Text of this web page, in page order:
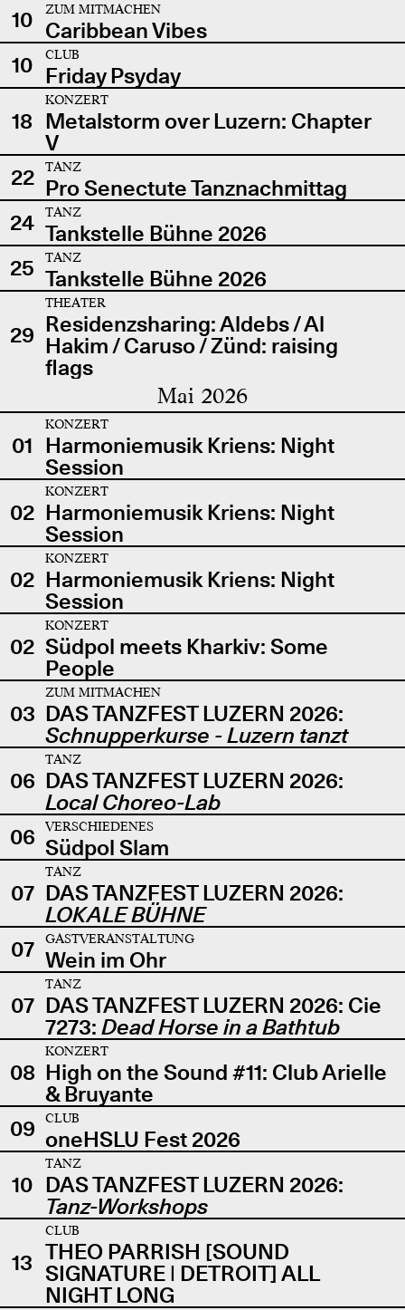
10
ZUM MITMACHEN
Caribbean Vibes
10
CLUB
Friday Psyday
18
KONZERT
Metalstorm over Luzern: Chapter
V
22
TANZ
Pro Senectute Tanznachmittag
24
TANZ
Tankstelle Bühne 2026
25
TANZ
Tankstelle Bühne 2026
29
THEATER
Residenzsharing: Aldebs / Al
Hakim / Caruso / Zünd: raising
flags
Mai 2026
01
KONZERT
Harmoniemusik Kriens: Night
Session
02
KONZERT
Harmoniemusik Kriens: Night
Session
02
KONZERT
Harmoniemusik Kriens: Night
Session
02
KONZERT
Südpol meets Kharkiv: Some
People
03
ZUM MITMACHEN
DAS TANZFEST LUZERN 2026:
Schnupperkurse - Luzern tanzt
06
TANZ
DAS TANZFEST LUZERN 2026:
Local Choreo-Lab
06
VERSCHIEDENES
Südpol Slam
07
TANZ
DAS TANZFEST LUZERN 2026:
LOKALE BÜHNE
07
GASTVERANSTALTUNG
Wein im Ohr
07
TANZ
DAS TANZFEST LUZERN 2026: Cie
7273: Dead Horse in a Bathtub
08
KONZERT
High on the Sound #11: Club Arielle
& Bruyante
09
CLUB
oneHSLU Fest 2026
10
TANZ
DAS TANZFEST LUZERN 2026:
Tanz-Workshops
13
CLUB
THEO PARRISH [SOUND
SIGNATURE | DETROIT] ALL
NIGHT LONG